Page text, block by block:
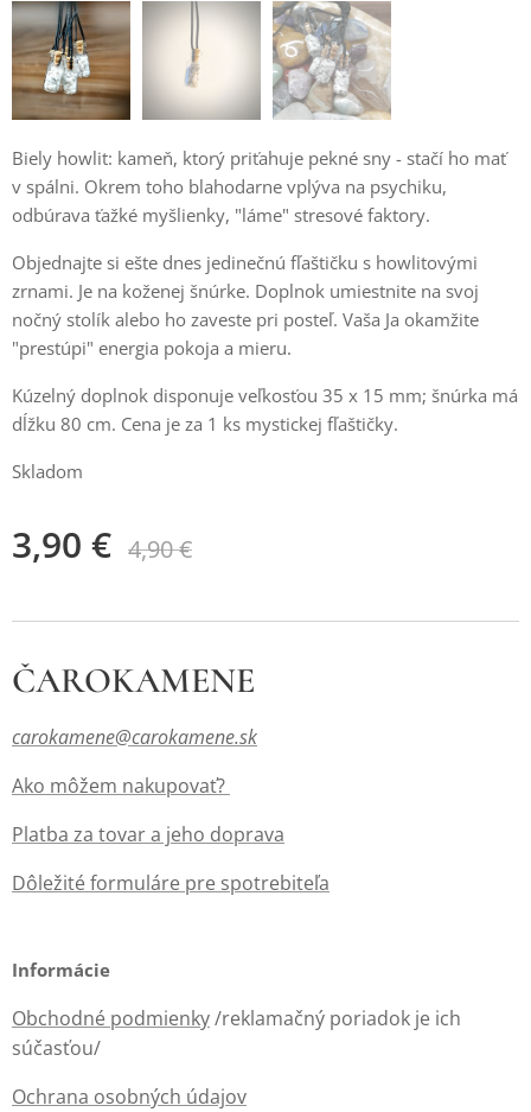
Biely howlit: kameň, ktorý priťahuje pekné sny - stačí ho mať
v spálni. Okrem toho blahodarne vplýva na psychiku,
odbúrava ťažké myšlienky, "láme" stresové faktory.
Objednajte si ešte dnes jedinečnú fľaštičku s howlitovými
zrnami. Je na koženej šnúrke. Doplnok umiestnite na svoj
nočný stolík alebo ho zaveste pri posteľ. Vaša Ja okamžite
"prestúpi" energia pokoja a mieru.
Kúzelný doplnok disponuje veľkosťou 35 x 15 mm; šnúrka má
dĺžku 80 cm. Cena je za 1 ks mystickej fľaštičky.
Skladom
3,90 € 4,90€
ČAROKAMENE
carokamene@carokamene.sk
Ako môžem nakupovať?
Platba za tovar a jeho doprava
Dôležité formuláre pre spotrebiteľa
Informácie
Obchodné podmienky/reklamačný poriadok je ich
súčasťou/
Ochrana osobných údajov